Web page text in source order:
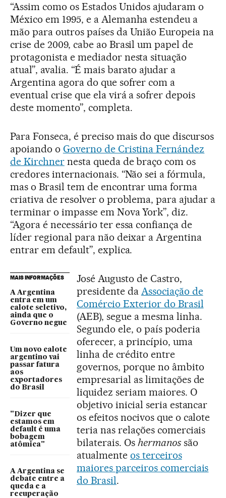
“Assim como os Estados Unidos ajudaram o
México em 1995, e a Alemanha estendeu a
mão para outros países da União Europeia na
crise de 2009, cabe ao Brasil um papel de
protagonista e mediador nesta situação
atual”, avalia. “É mais barato ajudar a
Argentina agora do que sofrer com a
eventual crise que ela virá a sofrer depois
deste momento”, completa.
Para Fonseca, é preciso mais do que discursos
apoiando o Governo de Cristina Fernández
de Kirchnernesta queda de braço com os
credores internacionais. “Não sei a fórmula,
mas o Brasil tem de encontrar uma forma
criativa de resolver o problema, para ajudar a
terminar o impasse em Nova York”, diz.
“Agora é necessário ter essa confiança de
líder regional para não deixar a Argentina
entrar em default”, explica.
MAIS INFORMAÇÕES
A Argentina
entra em um
calote seletivo,
ainda que o
Governo negue
Um novo calote
argentino vai
passar fatura
aos
exportadores
do Brasil
"Dizer que
estamos em
default é uma
bobagem
atômica"
A Argentina se
debate entre a
queda e a
recuperação
José Augusto de Castro,
presidente da Associação de
Comércio Exterior do Brasil
(AEB), segue a mesma linha.
Segundo ele, o país poderia
oferecer, a princípio, uma
linha de crédito entre
governos, porque no âmbito
empresarial as limitações de
liquidez seriam maiores. O
objetivo inicial seria estancar
os efeitos nocivos que o calote
teria nas relações comerciais
bilaterais. Os hermanossão
atualmente os terceiros
maiores parceiros comerciais
do Brasil.